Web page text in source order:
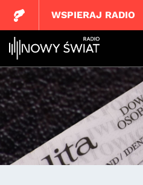
WSPIERAJ RADIO